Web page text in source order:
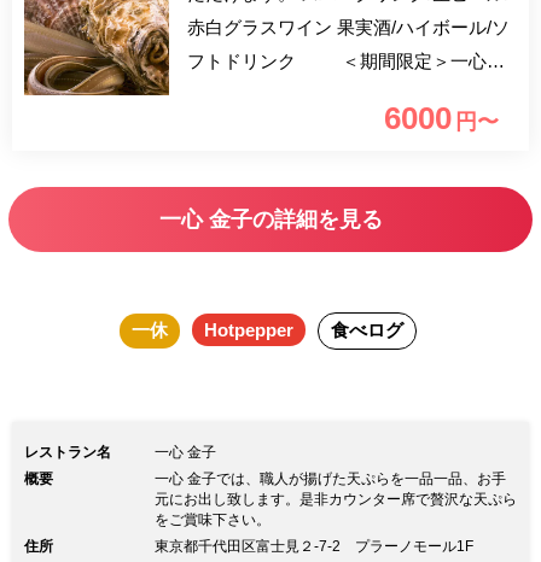
赤白グラスワイン 果実酒/ハイボール/ソ
フトドリンク ＜期間限定＞一心金
て作成した 「東京産」の食材にこだわ
事もあり今回はランチ限定ショートコー
スをご用意致しました。 天麩羅の穴子
物揚げ饅頭と、江戸時代から続く胡麻の
下さい。
6000 円〜
一心 金子の詳細を見る
一休 Hotpepper 食べログ
レストラン名
一心 金子
概要
一心 金子では、職人が揚げた天ぷらを一品一品、お手
元にお出し致します。是非カウンター席で贅沢な天ぷら
をご賞味下さい。
住所
東京都千代田区富士見２-7-2 プラーノモール1F